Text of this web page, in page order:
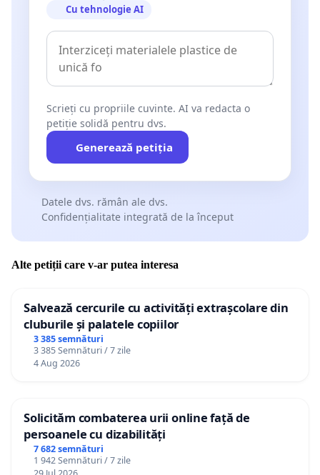
Cu tehnologie AI
Scrieți cu propriile cuvinte. AI va redacta o
petiție solidă pentru dvs.
Generează petiția
Datele dvs. rămân ale dvs.
Confidențialitate integrată de la început
Alte petiții care v-ar putea interesa
Salvează cercurile cu activități extrașcolare din
cluburile și palatele copiilor
3 385 semnături
3 385 Semnături / 7 zile
4 Aug 2026
Solicităm combaterea urii online față de
persoanele cu dizabilități
7 682 semnături
1 942 Semnături / 7 zile